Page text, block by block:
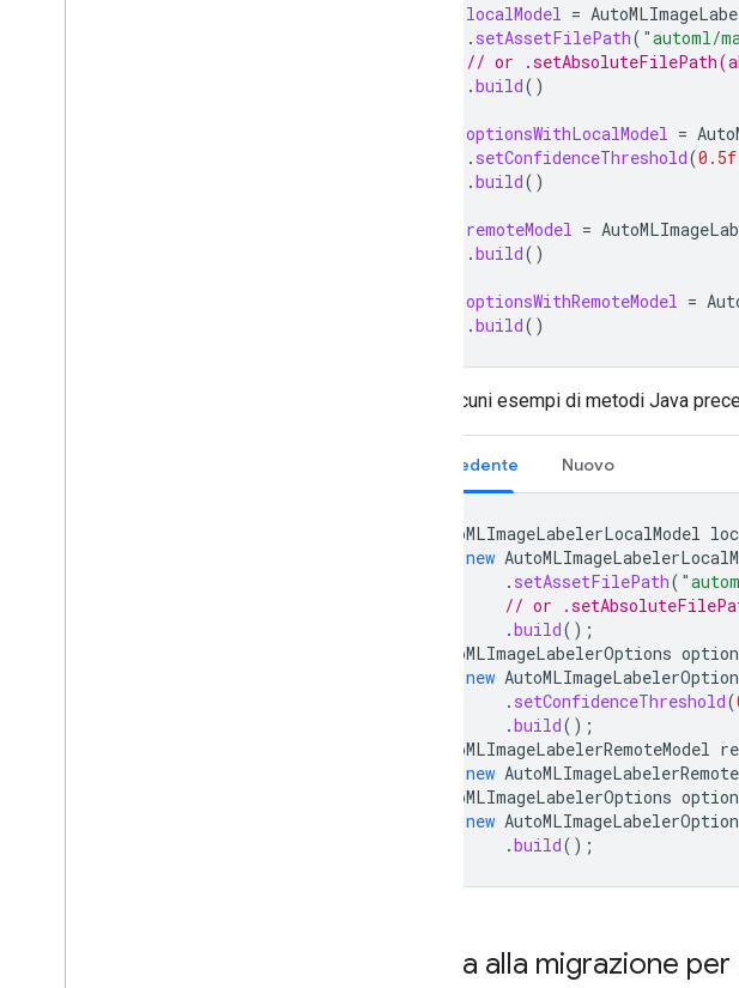
localModel =
. setAssetFilePath( "automl/
// or
.build()
optionsWithLocalModel =
. setConfidenceThreshold(0.5f
.build()
remoteModel =
.build()
optionsWithRemoteModel =
.build()
Ecco alcuni esempi di metodi Java
Precedente Nuovo
AutoMLImageLabelerLocalModel
new
. setAssetFilePath(
// or
.build();
AutoMLImageLabelerOptions
new
. setConfidenceThreshold(
.build();
AutoMLImageLabelerRemoteModel
new
AutoMLImageLabelerOptions
new
.build();
Guida alla migrazione per